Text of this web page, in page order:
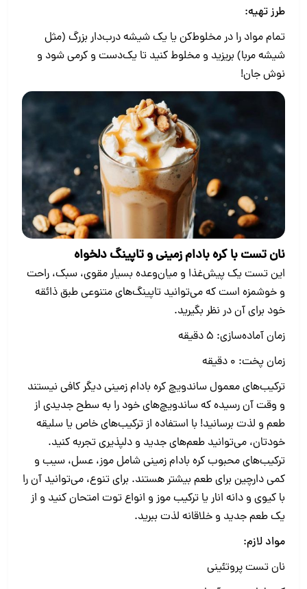
طرز تهیه:
تمام مواد را در مخلوط‌کن یا یک شیشه درب‌دار بزرگ (مثل
شیشه مربا) بریزید و مخلوط کنید تا یک‌دست و کرمی شود و
نوش جان!
نان تست با کره بادام زمینی و تاپینگ دلخواه
این تست یک پیش‌غذا و میان‌وعده بسیار مقوی، سبک، راحت
و خوشمزه است که می‌توانید تاپینگ‌های متنوعی طبق ذائقه
خود برای آن در نظر بگیرید.
زمان آماده‌سازی: 5 دقیقه
زمان پخت: 0 دقیقه
ترکیب‌های معمول ساندویچ کره بادام زمینی دیگر کافی نیستند
و وقت آن رسیده که ساندویچ‌های خود را به سطح جدیدی از
طعم و لذت برسانید! با استفاده از ترکیب‌های خاص یا سلیقه
خودتان، می‌توانید طعم‌های جدید و دلپذیری تجربه کنید.
ترکیب‌های محبوب کره بادام زمینی شامل موز، عسل، سیب و
کمی دارچین برای طعم بیشتر هستند. برای تنوع، می‌توانید آن را
با کیوی و دانه انار یا ترکیب موز و انواع توت امتحان کنید و از
یک طعم جدید و خلاقانه لذت ببرید.
مواد لازم:
نان تست‌ پروتئینی